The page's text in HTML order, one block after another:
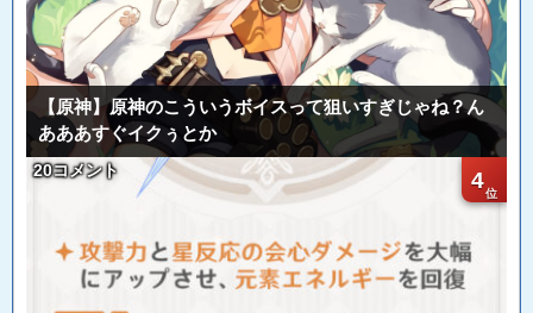
【原神】原神のこういうボイスって狙いすぎじゃね？ん
あああすぐイクぅとか
4
20コメント